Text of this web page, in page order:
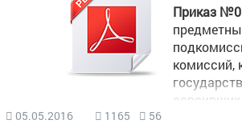
Приказ
комиссий,
05.05.2016 1165 56